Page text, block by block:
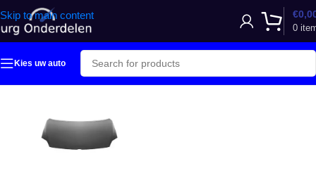
Skip to main content
0
€
Kies uw auto